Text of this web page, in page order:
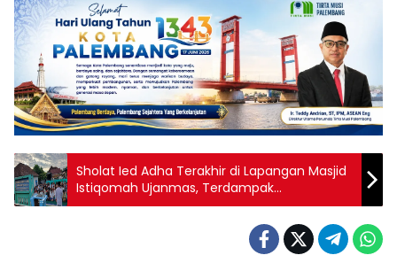
Sholat Ied Adha Terakhir di Lapangan Masjid
Istiqomah Ujanmas, Terdampak
Pembangunan Flyover PT KAI